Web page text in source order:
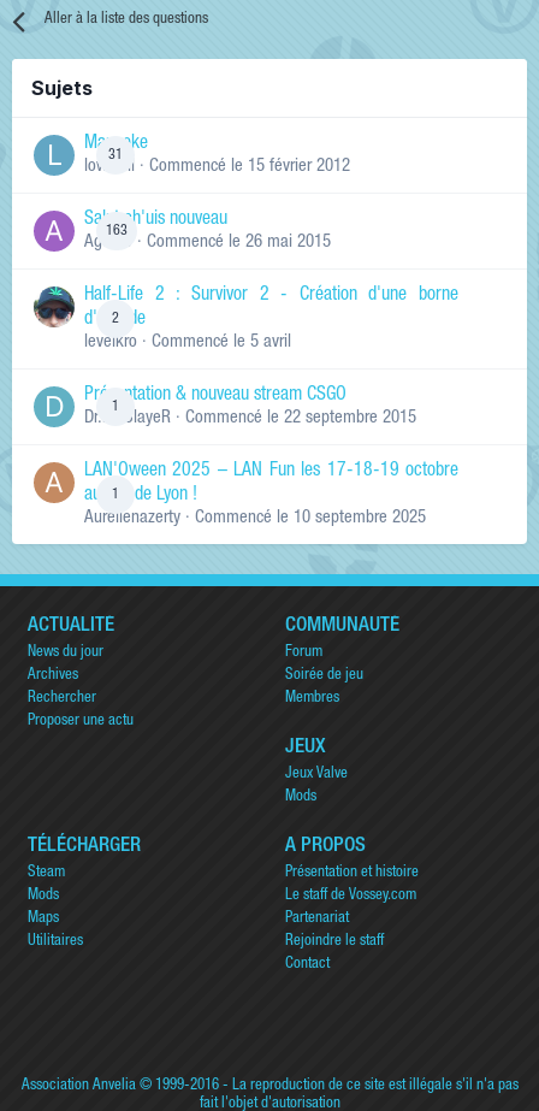
Aller à la liste des questions
Sujets
31
Manneke
lowskill · Commencé le 15 février 2012
163
Salut ch'uis nouveau
Ag0Nie · Commencé le 26 mai 2015
2
Half-Life 2 : Survivor 2 - Création d'une borne
d'arcade
levelkro · Commencé le 5 avril
Présentation & nouveau stream CSGO
Dr.KinSlayeR · Commencé le 22 septembre 2015
LAN'Oween 2025 – LAN Fun les 17-18-19 octobre
au sud de Lyon !
Aurelienazerty · Commencé le 10 septembre 2025
ACTUALITÉ
News du jour
Archives
Rechercher
Proposer une actu
COMMUNAUTÉ
Forum
Soirée de jeu
Membres
JEUX
Jeux Valve
Mods
TÉLÉCHARGER
Steam
Mods
Maps
Utilitaires
A PROPOS
Présentation et histoire
Le staff de Vossey.com
Partenariat
Rejoindre le staff
Contact
Association Anvelia© 1999-2016 - La reproduction de ce site est illégale s'il n'a pas
fait l'objet d'autorisation